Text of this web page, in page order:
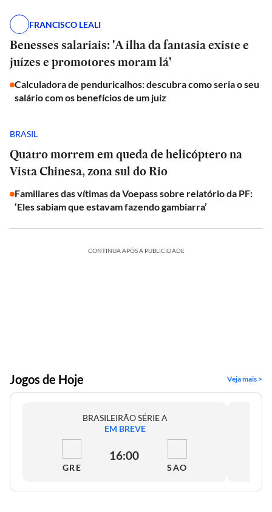
FRANCISCO LEALI
Benesses salariais: 'A ilha da fantasia existe e
juízes e promotores moram lá'
Calculadora de penduricalhos: descubra como seria o seu
salário com os benefícios de um juiz
BRASIL
Quatro morrem em queda de helicóptero na
Vista Chinesa, zona sul do Rio
Familiares das vítimas da Voepass sobre relatório da PF:
‘Eles sabiam que estavam fazendo gambiarra’
CONTINUA APÓS A PUBLICIDADE
Jogos de Hoje Veja mais >
BRASILEIRÃO SÉRIE A
EM BREVE
GRE
16:00
SAO